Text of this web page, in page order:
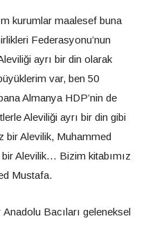
kurumlar maalesef buna
Federasyonu’nun
ayrı bir din olarak
var, ben 50
Almanya HDP’nin de
Aleviliği ayrı bir din gibi
bir Alevilik, Muhammed
bir Alevilik… Bizim kitabımız
Mustafa.
Bacıları geleneksel